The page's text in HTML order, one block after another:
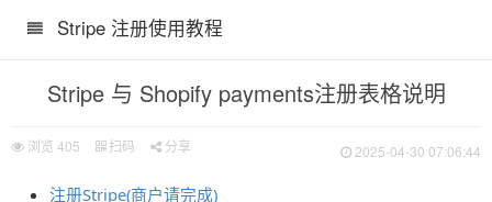
Stripe 注册使用教程
Stripe 与 Shopify payments注册表格说明
浏览 405 扫码 分享 2025-04-30 07:06:44
注册Stripe(商户请完成)